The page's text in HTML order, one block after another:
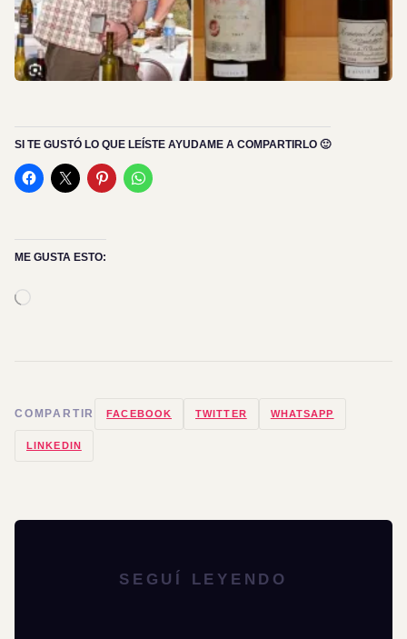
SI TE GUSTÓ LO QUE LEÍSTE AYUDAME A COMPARTIRLO 🙂
ME GUSTA ESTO:
COMPARTIR FACEBOOK TWITTER WHATSAPP
LINKEDIN
SEGUÍ LEYENDO